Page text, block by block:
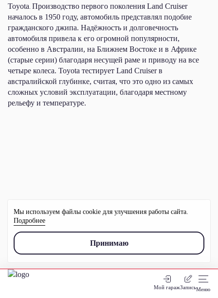
Мой гаражЗаписьМеню
Toyota. Производство первого поколения Land Cruiser
началось в 1950 году, автомобиль представлял подобие
гражданского джипа. Надёжность и долговечность
автомобиля привела к его огромной популярности,
особенно в Австралии, на Ближнем Востоке и в Африке
(старые серии) благодаря несущей раме и приводу на все
четыре колеса. Toyota тестирует Land Cruiser в
австралийской глубинке, считая, что это одно из самых
сложных условий эксплуатации, благодаря местному
рельефу и температуре.
Мы используем файлы cookie для улучшения работы сайта.
Подробнее
Принимаю